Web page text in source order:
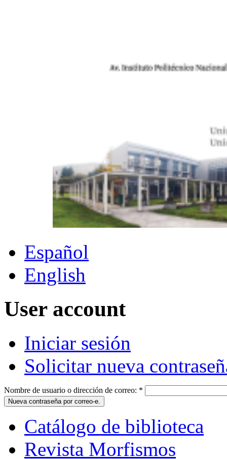
Español
English
User account
Iniciar sesión
Solicitar nueva
Nombre de usuario o dirección de correo: *
Catálogo de biblioteca
Revista Morfismos